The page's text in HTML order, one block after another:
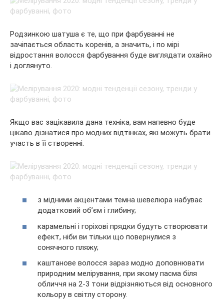
Родзинкою шатуша є те, що при фарбуванні не
зачіпається область коренів, а значить, і по мірі
відростання волосся фарбування буде виглядати охайно
і доглянуто.
Якщо вас зацікавила дана техніка, вам напевно буде
цікаво дізнатися про модних відтінках, які можуть брати
участь в її створенні.
з мідними акцентами темна шевелюра набуває
додатковий об’єм і глибину;
карамельні і горіхові прядки будуть створювати
ефект, ніби ви тільки що повернулися з
сонячного пляжу;
каштанове волосся зараз модно доповнювати
природним мелірування, при якому пасма біля
обличчя на 2-3 тони відрізняються від основного
кольору в світлу сторону.